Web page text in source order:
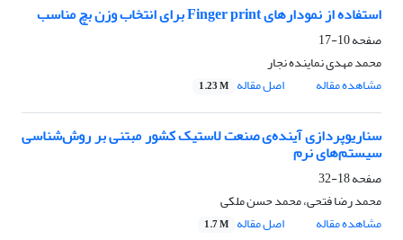
استفاده از نمودارهای Finger print برای انتخاب وزن بچ مناسب
صفحه10-17
محمد مهدی نماینده نجار
مشاهده مقاله
اصل مقاله 1.23 M
سناریوپردازی آینده‌ی صنعت لاستیک کشور مبتنی بر روش‌شناسی
سیستم‌های نرم
صفحه18-32
محمد رضا فتحی، محمد حسن ملکی
مشاهده مقاله
اصل مقاله 1.7 M